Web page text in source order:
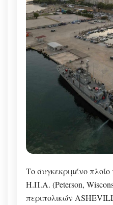
Το συγκεκριμένο πλοίο
Η.Π.Α. (Peterson,
περιπολικών